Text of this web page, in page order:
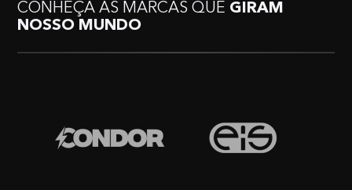
CONHEÇA AS MARCAS QUE GIRAM
NOSSO MUNDO